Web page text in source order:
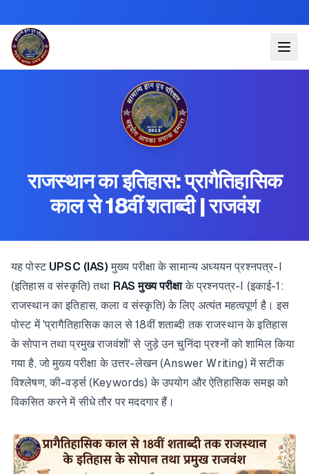
राजस्थान का इतिहास: प्रागैतिहासिक
काल से 18वीं शताब्दी | राजवंश
यह पोस्ट UPSC (IAS) मुख्य परीक्षा के सामान्य अध्ययन प्रश्नपत्र-I
(इतिहास व संस्कृति) तथा RAS मुख्य परीक्षाके प्रश्नपत्र-I (इकाई-1:
राजस्थान का इतिहास, कला व संस्कृति) के लिए अत्यंत महत्वपूर्ण है। इस
पोस्ट में 'प्रागैतिहासिक काल से 18वीं शताब्दी तक राजस्थान के इतिहास
के सोपान तथा प्रमुख राजवंशों' से जुड़े उन चुनिंदा प्रश्नों को शामिल किया
गया है, जो मुख्य परीक्षा के उत्तर-लेखन (Answer Writing) में सटीक
विश्लेषण, की-वर्ड्स (Keywords) के उपयोग और ऐतिहासिक समझ को
विकसित करने में सीधे तौर पर मददगार हैं।